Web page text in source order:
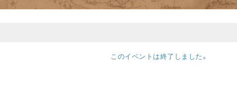
このイベントは終了しました。